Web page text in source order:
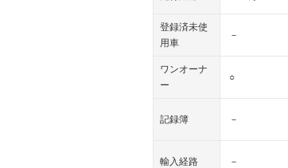
登録済未使
用車
－
ワンオーナ
ー
○
記録簿 －
輸入経路 －